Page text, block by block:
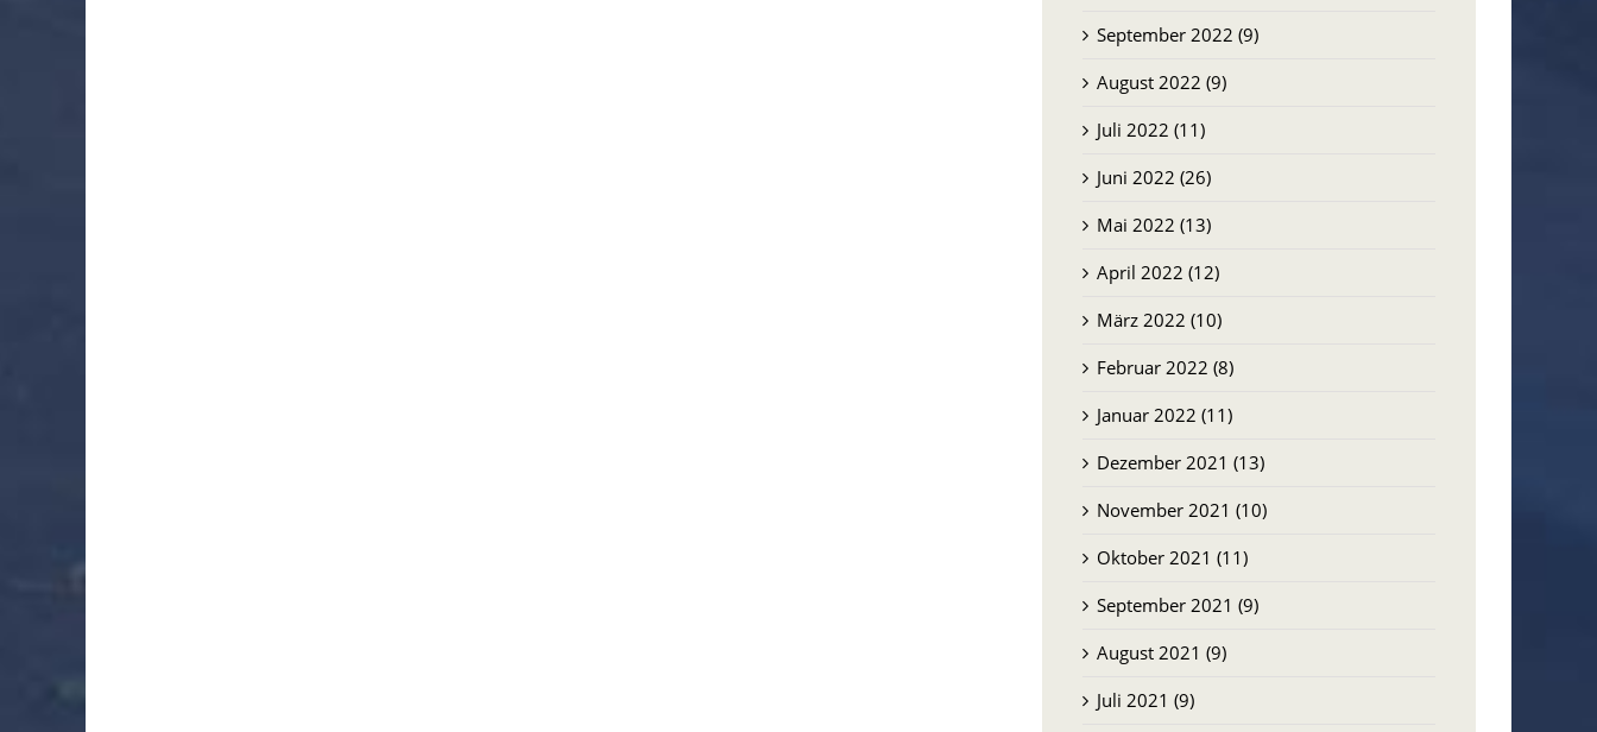
September 2022 (9)
August 2022 (9)
Juli 2022 (11)
Juni 2022 (26)
Mai 2022 (13)
April 2022 (12)
März 2022 (10)
Februar 2022 (8)
Januar 2022 (11)
Dezember 2021 (13)
November 2021 (10)
Oktober 2021 (11)
September 2021 (9)
August 2021 (9)
Juli 2021 (9)